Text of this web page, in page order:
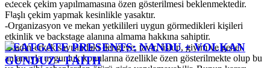
edecek çekim yapılmamasına özen gösterilmesi beklenmektedir.
Flaşlı çekim yapmak kesinlikle yasaktır.
-Organizasyon ve mekan yetkilileri uygun görmedikleri kişileri
etkinlik ve backstage alanına almama hakkına sahiptir.
-Kadın-erkek sayısındaki dengeye, tavır, üslup, giyim ve genel
anlamıyla uygunluk konularına özellikle özen gösterilmekte olup bu
BEATGATE PRESENTS: NANDU + VOLKAN
GUNDUZ+ FAITH